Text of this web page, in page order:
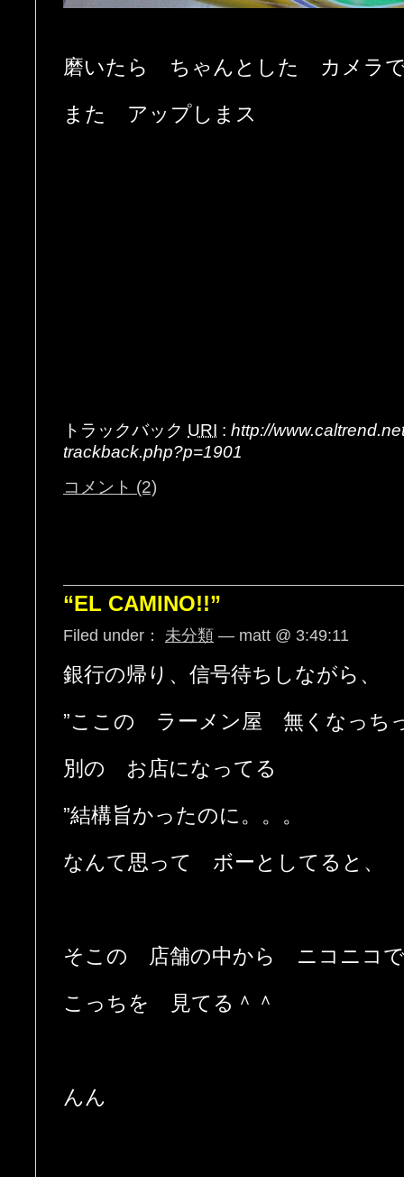
磨いたら ちゃんとした カメラ
また アップしまス
トラックバック URI : http://
trackback.php?p=1901
コメント (2)
“EL CAMINO!!”
Filed under： 未分類 — matt @ 3:49:11
銀行の帰り、信号待ちしながら、
”ここの ラーメン屋 無くなっち
別の お店になってる
”結構旨かったのに。。。
なんて思って ボーとしてると、
そこの 店舗の中から ニコニコ
こっちを 見てる＾＾
んん